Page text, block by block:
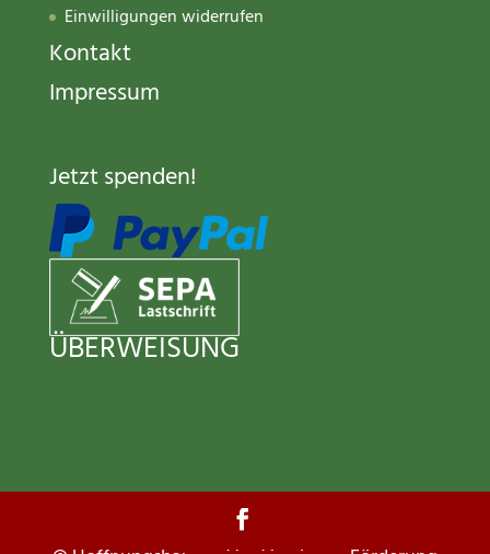
Einwilligungen widerrufen
Kontakt
Impressum
Jetzt spenden!
ÜBERWEISUNG